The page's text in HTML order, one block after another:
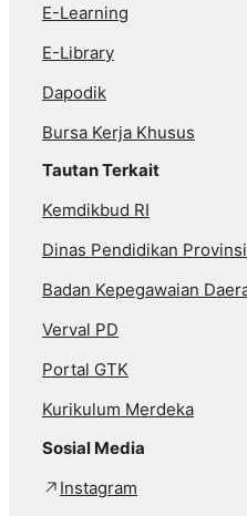
E-Learning
E-Library
Dapodik
Bursa Kerja Khusus
Tautan Terkait
Kemdikbud RI
Dinas Pendidikan
Badan Kepegawaian
Verval PD
Portal GTK
Kurikulum Merdeka
Sosial Media
Instagram